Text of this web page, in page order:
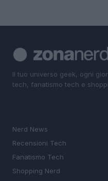
Il tuo universo geek, ogni
tech, fanatismo tech e
Nerd News
Recensioni Tech
Fanatismo Tech
Shopping Nerd